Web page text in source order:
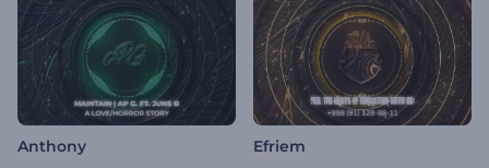
Anthony Efriem